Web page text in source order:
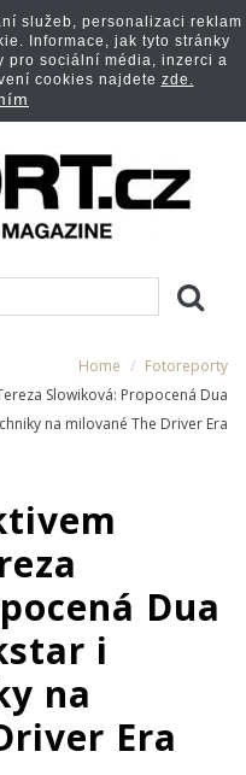
Home
Fotoreporty
Slowiková: Propocená Dua
na milované The Driver Era
Dua
i
na
Era
služeb, personalizaci reklam
Informace, jak tyto stránky
pro sociální média, inzerci a
cookies najdete zde.